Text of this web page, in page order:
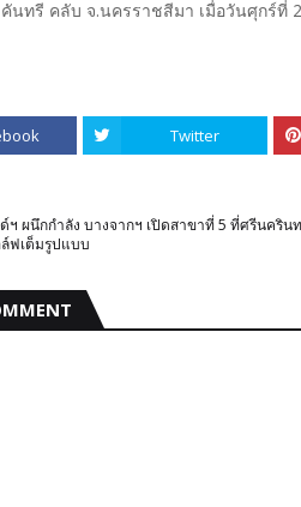
นทรี คลับ จ.นครราชสีมา เมื่อวันศุกร์ที่
Twitter
ฯ ผนึกกำลัง บางจากฯ เปิดสาขาที่ 5 ที่ศรีนคริน
ฟเต็มรูปแบบ